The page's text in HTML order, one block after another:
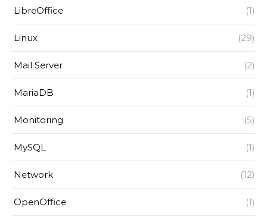
LibreOffice (1)
Linux (29)
Mail Server (2)
MariaDB (1)
Monitoring (5)
MySQL (1)
Network (12)
OpenOffice (1)